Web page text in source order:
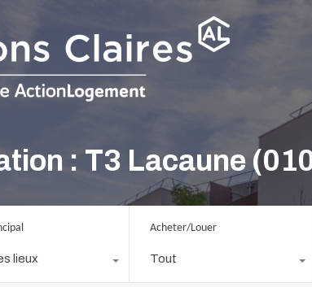
: T3 Lacaune
lieux
Acheter/Louer
Tout